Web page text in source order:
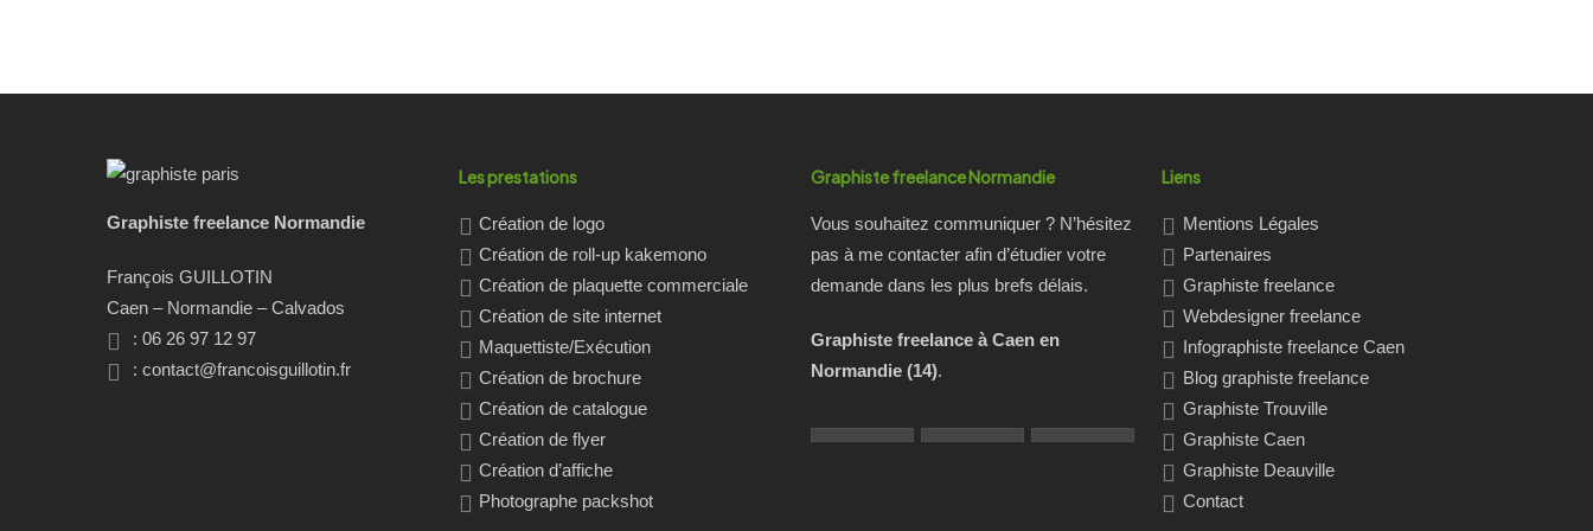
Graphiste freelance Normandie
François GUILLOTIN
Caen – Normandie – Calvados
: 06 26 97 12 97
: contact@francoisguillotin.fr
Les prestations
Création de logo
Création de roll-up kakemono
Création de plaquette commerciale
Création de site internet
Maquettiste/Exécution
Création de brochure
Création de catalogue
Création de flyer
Création d’affiche
Photographe packshot
Graphiste freelance Normandie
Vous souhaitez communiquer ? N’hésitez
pas à me contacter afin d’étudier votre
demande dans les plus brefs délais.
Graphiste freelance à Caen en
Normandie (14).
Liens
Mentions Légales
Partenaires
Graphiste freelance
Webdesigner freelance
Infographiste freelance Caen
Blog graphiste freelance
Graphiste Trouville
Graphiste Caen
Graphiste Deauville
Contact